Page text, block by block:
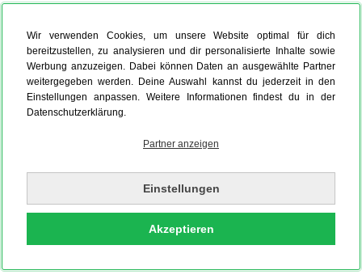
Wir verwenden Cookies, um unsere Website optimal für dich
bereitzustellen, zu analysieren und dir personalisierte Inhalte sowie
Werbung anzuzeigen. Dabei können Daten an ausgewählte Partner
weitergegeben werden. Deine Auswahl kannst du jederzeit in den
Einstellungen anpassen. Weitere Informationen findest du in der
Datenschutzerklärung.
Partner anzeigen
Einstellungen
Akzeptieren